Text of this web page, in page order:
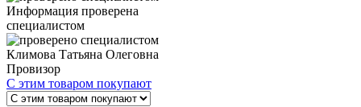
Информация проверена
специалистом
Климова Татьяна Олеговна
Провизор
С этим товаром покупают